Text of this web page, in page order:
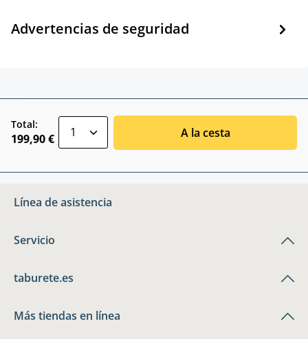
Advertencias de seguridad
Total:
199,90 € A la cesta
Línea de asistencia
Servicio
taburete.es
Más tiendas en línea